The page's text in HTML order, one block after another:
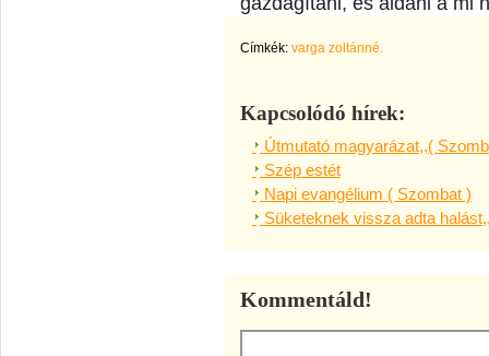
Címkék: varga zoltánné.
Kapcsolódó hírek:
Útmutató magyarázat,,(
Szép estét
Napi evangélium ( Szombat )
Süketeknek vissza adta
Kommentáld!